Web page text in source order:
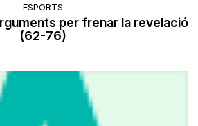
ESPORTS
per frenar la revelació
(62-76)